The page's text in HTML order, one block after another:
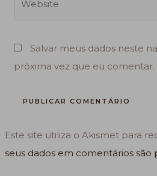
Salvar meus dados neste
próxima vez que eu comentar.
Este site utiliza o Akismet para
seus dados em comentários são